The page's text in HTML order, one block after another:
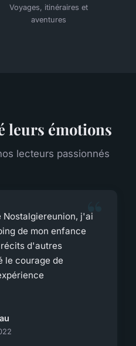
Voyages, itinéraires et
aventures
leurs émotions
lecteurs passionnés
Nostalgiereunion, j'ai
de mon enfance
d'autres
le courage de